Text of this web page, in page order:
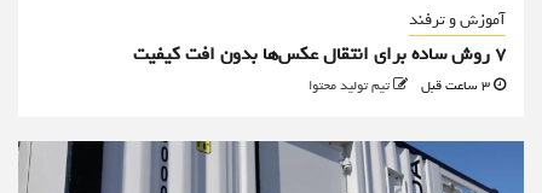
آموزش و ترفند
۷ روش ساده برای انتقال عکس‌ها بدون افت کیفیت
تیم تولید محتوا